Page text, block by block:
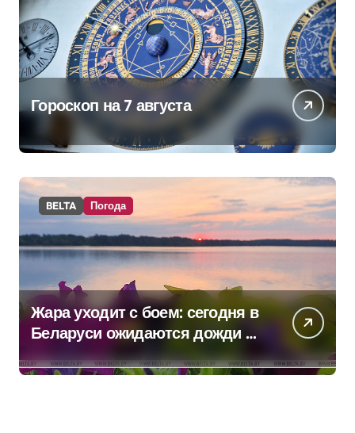
Гороскоп на 7 августа
BELTA Погода
Жара уходит с боем: сегодня в
Беларуси ожидаются дожди и
грозы